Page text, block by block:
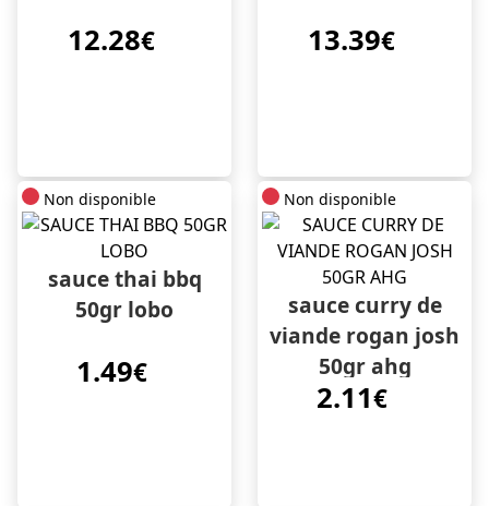
12.28€ 13.39€
Non disponible
sauce thai bbq
50gr lobo
1.49€
Non disponible
sauce curry de
viande rogan josh
50gr ahg
2.11€